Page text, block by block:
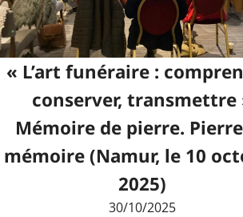
« L’art funéraire :
conserver, transmettre
Mémoire de pierre.
mémoire (Namur, le 10
2025)
30/10/2025